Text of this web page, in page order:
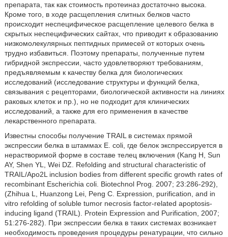
препарата, так как стоимость протеиназ достаточно высока.
Кроме того, в ходе расщепления слитных белков часто
происходит неспецифическое расщепление целевого белка в
скрытых неспецифических сайтах, что приводит к образованию
низкомолекулярных пептидных примесей от которых очень
трудно избавиться. Поэтому препараты, полученные путем
гибридной экспрессии, часто удовлетворяют требованиям,
предъявляемым к качеству белка для биологических
исследований (исследование структуры и функций белка,
связывания с рецепторами, биологической активности на линиях
раковых клеток и пр.), но не подходит для клинических
исследований, а также для его применения в качестве
лекарственного препарата.
Известны способы получение TRAIL в системах прямой
экспрессии белка в штаммах Е. coli, где белок экспрессируется в
нерастворимой форме в составе телец включения (Kang Н, Sun
AY, Shen YL, Wei DZ. Refolding and structural characteristic of
TRAIL/Apo2L inclusion bodies from different specific growth rates of
recombinant Escherichia coli. Biotechnol Prog. 2007; 23:286-292),
(Zhihua L, Huanzong Lei, Peng C. Expression, purification, and in
vitro refolding of soluble tumor necrosis factor-related apoptosis-
inducing ligand (TRAIL). Protein Expression and Purification, 2007;
51:276-282). При экспрессии белка в таких системах возникает
необходимость проведения процедуры ренатурации, что сильно